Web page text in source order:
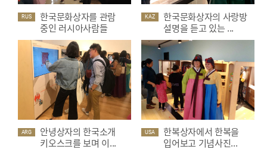
RUS
한국문화상자를 관람
중인 러시아사람들
KAZ
한국문화상자의 사랑방
설명을 듣고 있는 ...
ARG
안녕상자의 한국소개
키오스크를 보며 이...
USA
한복상자에서 한복을
입어보고 기념사진...